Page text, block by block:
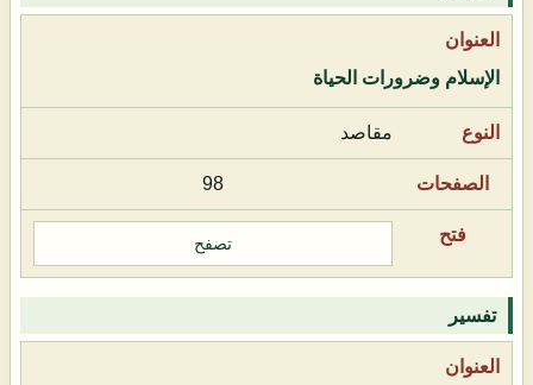
الإسلام وضرورات الحياة
مقاصد
98
تصفح
تفسير